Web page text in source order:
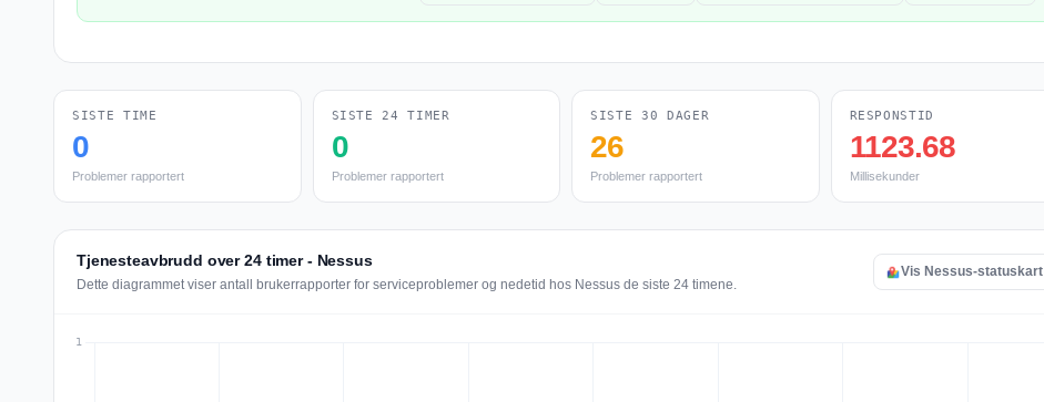
SISTE TIME
0
Problemer rapportert
SISTE 24 TIMER
0
Problemer rapportert
SISTE 30 DAGER
26
Problemer rapportert
RESPONSTID
1123.68
Millisekunder
Tjenesteavbrudd over 24 timer - Nessus
Dette diagrammet viser antall brukerrapporter for serviceproblemer og nedetid hos Nessus de siste 24 timene.
Vis Nessus-statuskart